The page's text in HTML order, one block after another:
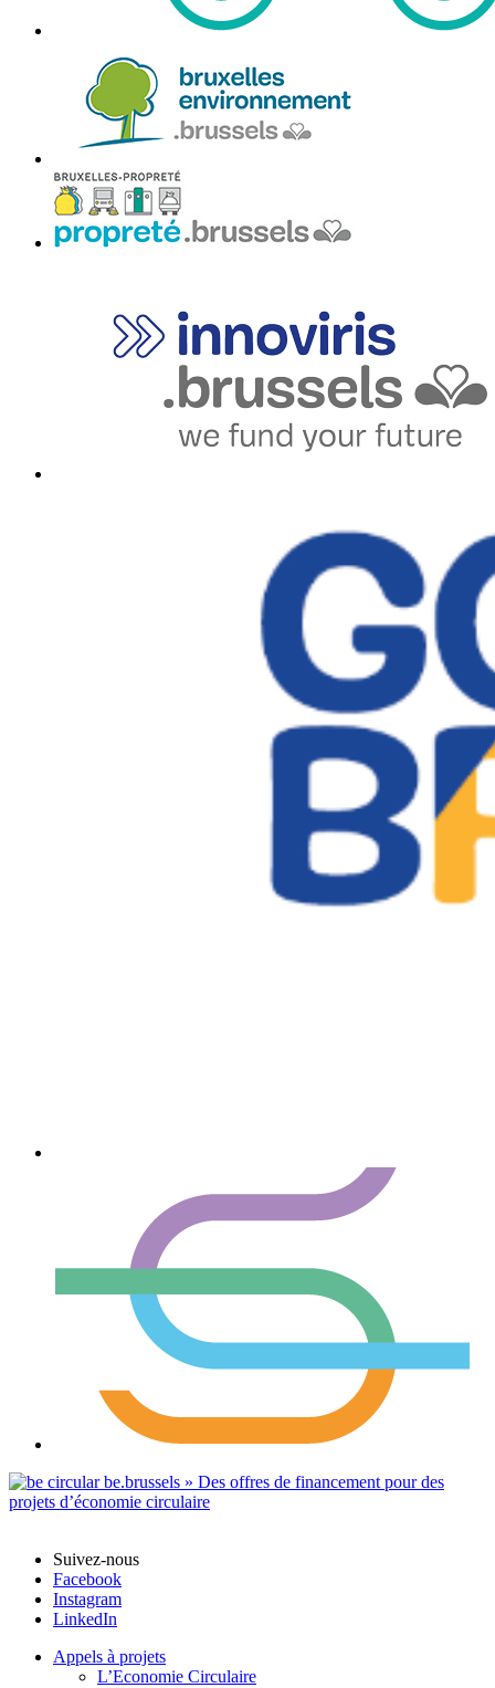
Suivez-nous
Facebook
Instagram
LinkedIn
Appels à projets
L’Economie Circulaire